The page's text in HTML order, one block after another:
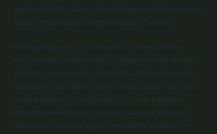
şekillendirdiğini, hangi değerleri benimsediğini gösterir.
Sonuç: Hristiyanlığa Geçişin Kültürel Çeşitliliği
Hristiyanlığa geçiş, çok boyutlu bir süreçtir ve her
kültürün kendi iç dinamiklerine göre şekillenir. Kültürel
görelilik çerçevesinde bakıldığında, her toplumun dini
inançlarını kabul etme biçimi farklılık gösterir. Bu geçiş,
sadece bireysel bir dönüşüm değil, aynı zamanda
toplumsal ve kültürel bir değişim sürecidir. Ritüeller,
semboller, akrabalık yapıları, ekonomik sistemler ve